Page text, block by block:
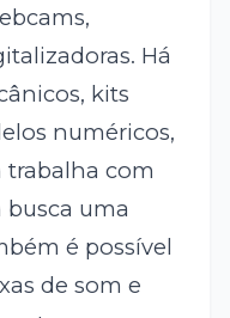
Há
kits
numéricos,
com
uma
é possível
de som e